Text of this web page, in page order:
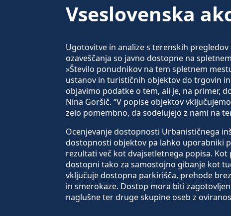
Vseslovenska
Ugotovitve in analize s terenskih
ozaveščanja so javno dostopne na
»Število ponudnikov na tem spletnem
ustanov in turističnih objektov do trgovin
objavimo podatke o tem, ali je, na primer,
Nina Goršič. “V popise objektov
zelo pomembno, da sodelujejo z nami na
Ocenjevanje dostopnosti Urbanističnega
dostopnosti objektov pa lahko uporabniki
rezultati več kot dvajsetletnega popisa.
dostopni tako za samostojno gibanje kot
vključuje dostopna parkirišča, prehode
in smerokaze. Dostop mora biti
naglušne ter druge skupine oseb z